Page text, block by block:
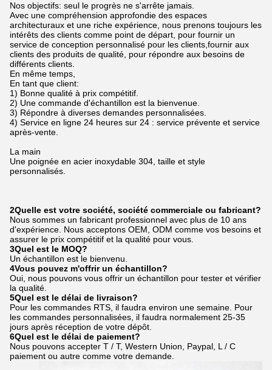
Nos objectifs: seul le progrès ne s'arrête jamais.
Avec une compréhension approfondie des espaces
architecturaux et une riche expérience, nous prenons toujours les
intérêts des clients comme point de départ, pour fournir un
service de conception personnalisé pour les clients,fournir aux
clients des produits de qualité, pour répondre aux besoins de
différents clients.
En même temps,
En tant que client:
1) Bonne qualité à prix compétitif.
2) Une commande d'échantillon est la bienvenue.
3) Répondre à diverses demandes personnalisées.
4) Service en ligne 24 heures sur 24 : service prévente et service
après-vente.
La main
Une poignée en acier inoxydable 304, taille et style
personnalisés.
2Quelle est votre société, société commerciale ou fabricant?
Nous sommes un fabricant professionnel avec plus de 10 ans
d'expérience. Nous acceptons OEM, ODM comme vos besoins et
assurer le prix compétitif et la qualité pour vous.
3Quel est le MOQ?
Un échantillon est le bienvenu.
4Vous pouvez m'offrir un échantillon?
Oui, nous pouvons vous offrir un échantillon pour tester et vérifier
la qualité.
5Quel est le délai de livraison?
Pour les commandes RTS, il faudra environ une semaine. Pour
les commandes personnalisées, il faudra normalement 25-35
jours après réception de votre dépôt.
6Quel est le délai de paiement?
Nous pouvons accepter T / T, Western Union, Paypal, L / C
paiement ou autre comme votre demande.